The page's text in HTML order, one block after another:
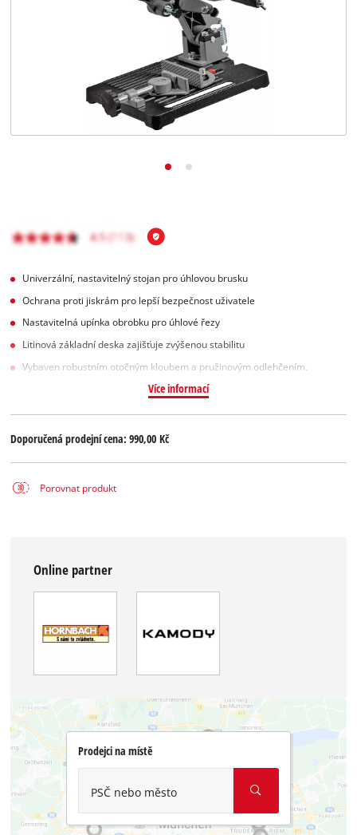
Univerzální, nastavitelný stojan pro úhlovou brusku
Ochrana proti jiskrám pro lepší bezpečnost uživatele
Nastavitelná upínka obrobku pro úhlové řezy
Litinová základní deska zajišťuje zvýšenou stabilitu
Vybaven robustním otočným kloubem a pružinovým odlehčením.
Více informací
Doporučená prodejní cena:990,00 Kč
Porovnat produkt
Online partner
Prodejci na místě
PSČ nebo město